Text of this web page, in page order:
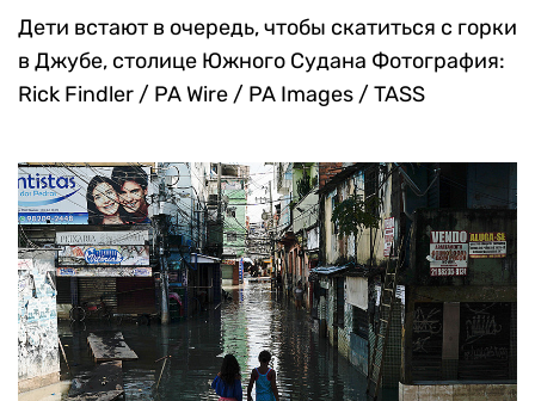
Дети встают в очередь, чтобы скатиться с горки
в Джубе, столице Южного Судана Фотография:
Rick Findler / PA Wire / PA Images / TASS